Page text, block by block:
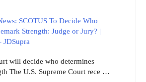
SCOTUS To Decide Who
Strength: Judge or Jury? |
JDSupra
will decide who determines
The U.S. Supreme Court rece …